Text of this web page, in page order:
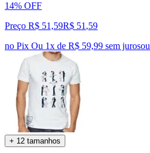
14% OFF
Preço R$ 51,59R$ 51 ,59
no Pix Ou 1x de R$ 59,99 sem jurosou
+ 12 tamanhos